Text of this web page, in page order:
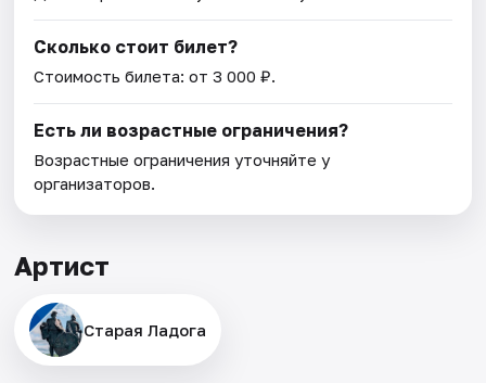
Сколько стоит билет?
Стоимость билета: от 3 000 ₽.
Есть ли возрастные ограничения?
Возрастные ограничения уточняйте у
организаторов.
Артист
Старая Ладога